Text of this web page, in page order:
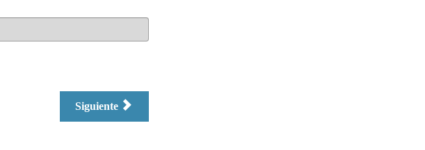
Siguiente